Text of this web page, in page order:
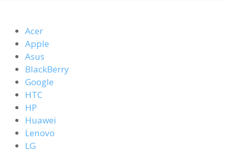
Acer
Apple
Asus
BlackBerry
Google
HTC
HP
Huawei
Lenovo
LG